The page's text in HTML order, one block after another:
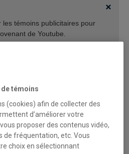
les témoins publicitaires pour
de Youtube.
Prix Mosaïque
témoins
(cookies) afin de collecter des
d’améliorer votre
proposer des contenus vidéo,
de fréquentation, etc. Vous
choix en sélectionnant